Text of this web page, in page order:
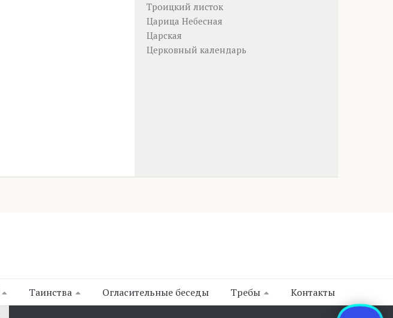
Троицкий листок
Царица Небесная
Царская
Церковный календарь
Таинства Огласительные беседы Требы Контакты